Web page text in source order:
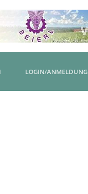
LOGIN/ANMELDUNG